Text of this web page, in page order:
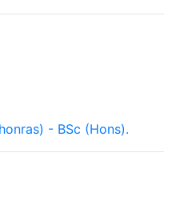
- BSc (Hons).